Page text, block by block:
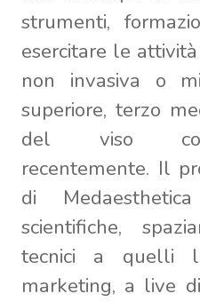
strumenti,
esercitare le
non invasiva o
superiore, terzo
del viso
recentemente. Il
di
scientifiche,
tecnici a quelli
marketing, a live